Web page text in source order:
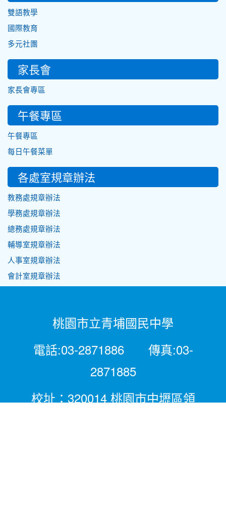
雙語教學
國際教育
多元社團
家長會
家長會專區
午餐專區
午餐專區
每日午餐菜單
各處室規章辦法
教務處規章辦法
學務處規章辦法
總務處規章辦法
輔導室規章辦法
人事室規章辦法
會計室規章辦法
桃園市立青埔國民中學
電話:03-2871886 傳真:03-
2871885
校址：320014 桃園市中壢區領